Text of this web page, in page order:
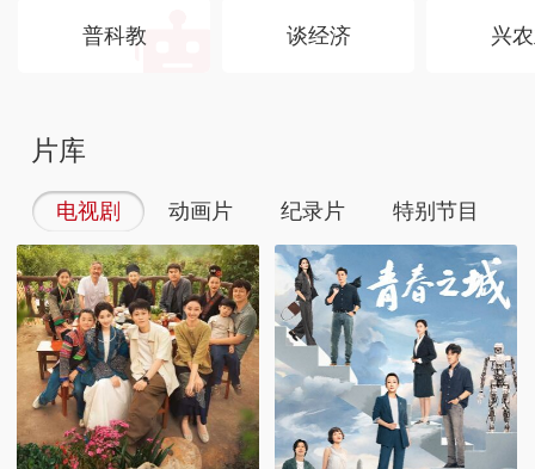
普科教 谈经济 兴
片库
电视剧 动画片 纪录片 特别节目